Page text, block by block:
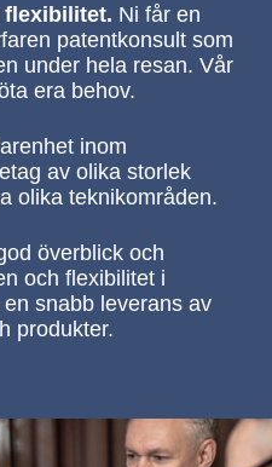
flexibilitet. Ni får en
patentkonsult som
under hela resan. Vår
era behov.
inom
av olika storlek
olika teknikområden.
överblick och
och flexibilitet i
snabb leverans av
produkter.